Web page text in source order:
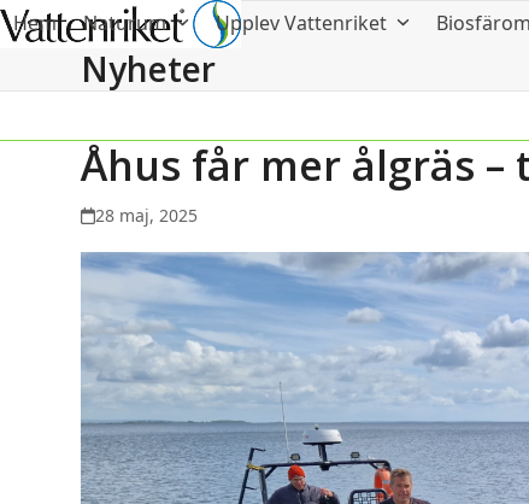
Hem Naturum Upplev Vattenriket
Nyheter
Åhus får mer ålgräs –
28 maj, 2025